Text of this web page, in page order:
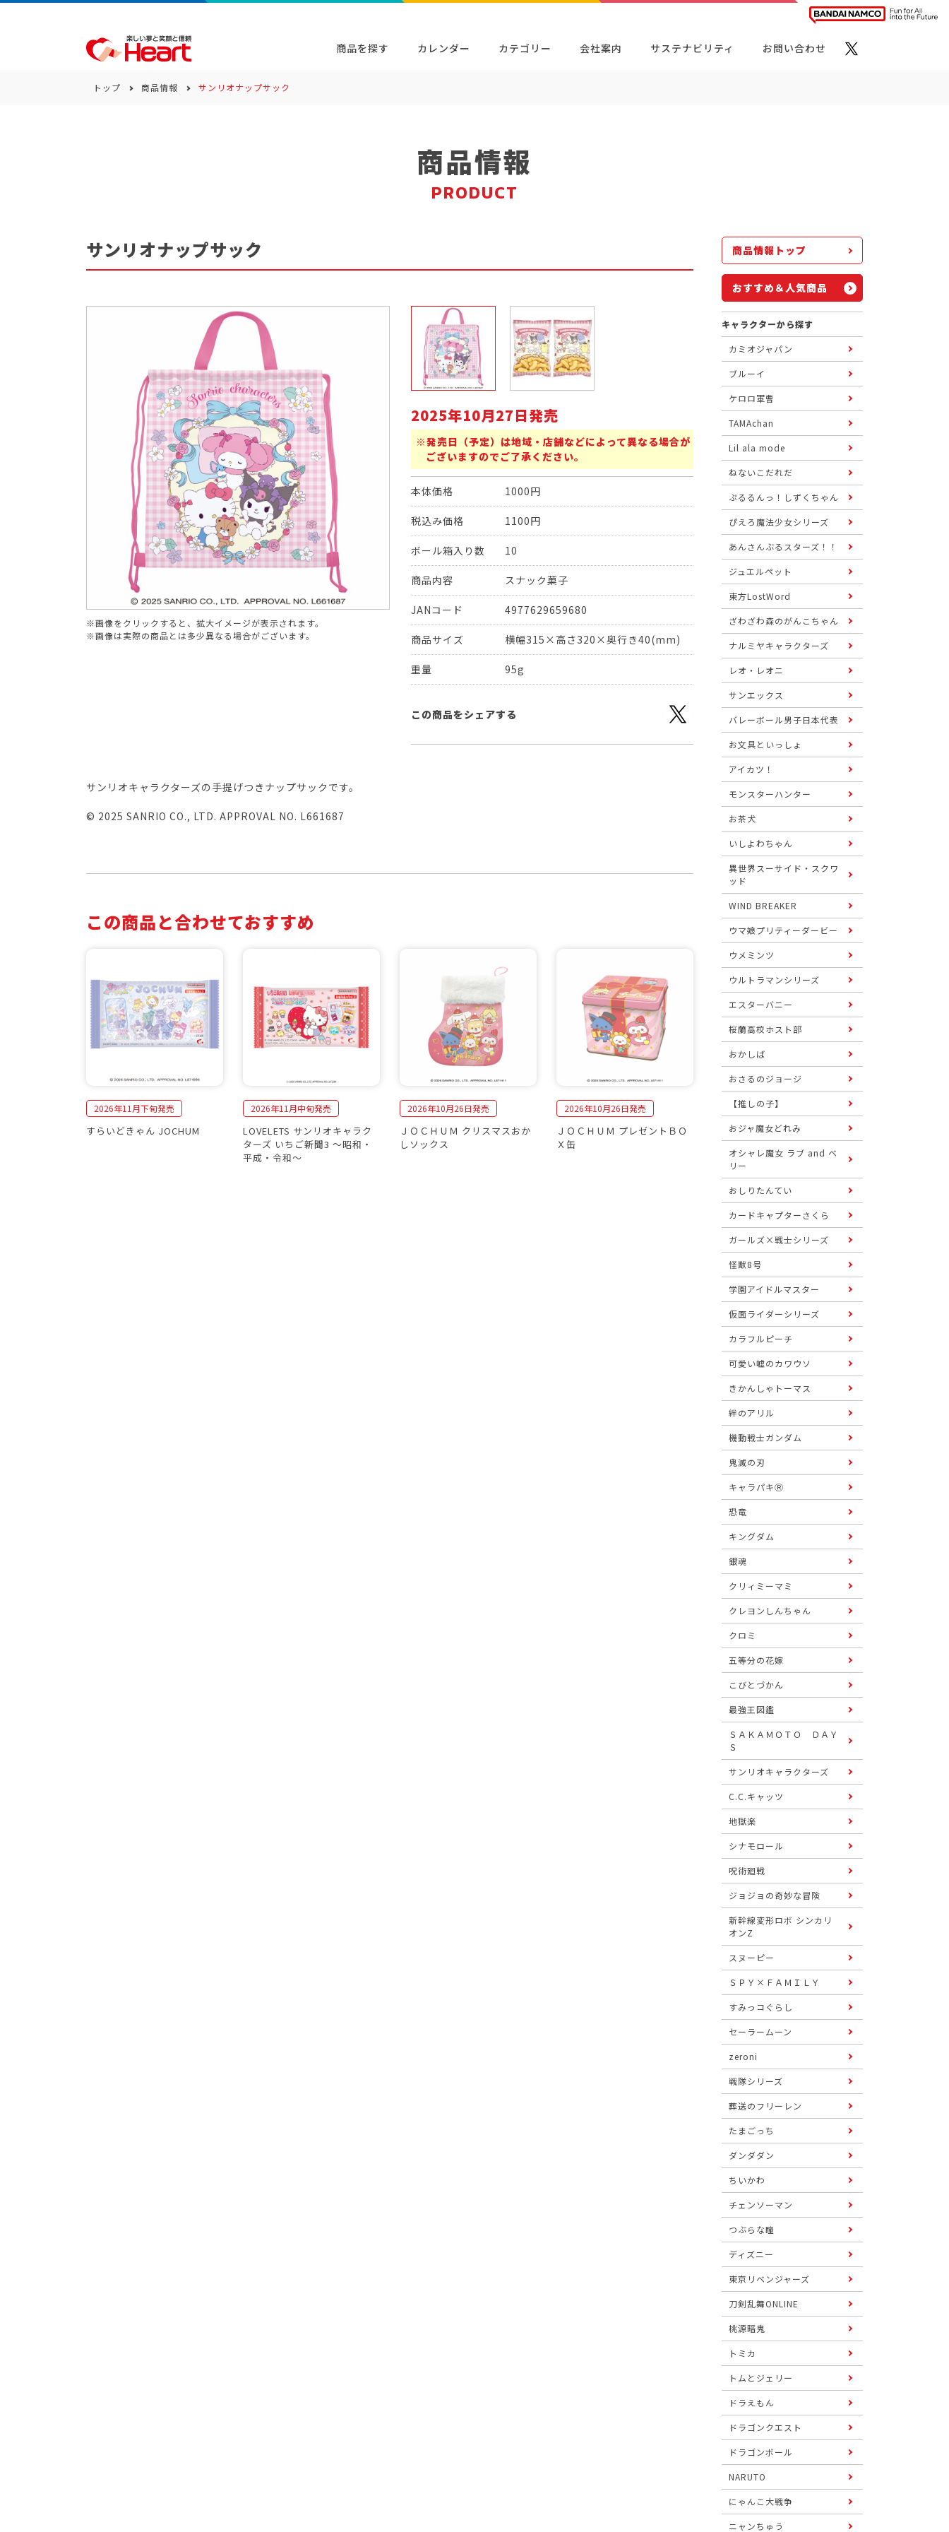
商品を探す
商品一覧 キーワード検索
カレンダー カテゴリー
カテゴリー
会社案内 サステナビリティ お問い合わせ
トップ 商品情報 サンリオナップサック
商品情報
PRODUCT
サンリオナップサック
※画像をクリックすると、拡大イメージが表示されます。
※画像は実際の商品とは多少異なる場合がございます。
2025年10月27日発売
※発売日（予定）は地域・店舗などによって異なる場合が
ございますのでご了承ください。
本体価格 1000円
税込み価格 1100円
ボール箱入り数 10
商品内容 スナック菓子
JANコード 4977629659680
商品サイズ 横幅315×高さ320×奥行き40(mm)
重量 95g
この商品をシェアする
サンリオキャラクターズの手提げつきナップサックです。
© 2025 SANRIO CO., LTD. APPROVAL NO. L661687
この商品と合わせておすすめ
2026年11月下旬発売
すらいどきゃん JOCHUM
2026年11月中旬発売
LOVELETS サンリオキャラク
ターズ いちご新聞3 〜昭和・
平成・令和〜
2026年10月26日発売
ＪＯＣＨＵＭ クリスマスおか
しソックス
2026年10月26日発売
ＪＯＣＨＵＭ プレゼントＢＯ
Ｘ缶
商品情報トップ
おすすめ＆人気商品
キャラクターから探す
カミオジャパン
ブルーイ
ケロロ軍曹
TAMAchan
Lil ala mode
ねないこだれだ
ぷるるんっ！しずくちゃん
ぴえろ魔法少女シリーズ
あんさんぶるスターズ！！
ジュエルペット
東方LostWord
ざわざわ森のがんこちゃん
ナルミヤキャラクターズ
レオ・レオニ
サンエックス
バレーボール男子日本代表
お文具といっしょ
アイカツ！
モンスターハンター
お茶犬
いしよわちゃん
異世界スーサイド・スクワ
ッド
WIND BREAKER
ウマ娘プリティーダービー
ウメミンツ
ウルトラマンシリーズ
エスターバニー
桜蘭高校ホスト部
おかしば
おさるのジョージ
【推しの子】
おジャ魔女どれみ
オシャレ魔女 ラブ and ベ
リー
おしりたんてい
カードキャプターさくら
ガールズ×戦士シリーズ
怪獣8号
学園アイドルマスター
仮面ライダーシリーズ
カラフルピーチ
可愛い嘘のカワウソ
きかんしゃトーマス
絆のアリル
機動戦士ガンダム
鬼滅の刃
キャラパキⓇ
恐竜
キングダム
銀魂
クリィミーマミ
クレヨンしんちゃん
クロミ
五等分の花嫁
こびとづかん
最強王図鑑
ＳＡＫＡＭＯＴＯ ＤＡＹ
Ｓ
サンリオキャラクターズ
C.C.キャッツ
地獄楽
シナモロール
呪術廻戦
ジョジョの奇妙な冒険
新幹線変形ロボ シンカリ
オンZ
スヌーピー
ＳＰＹ×ＦＡＭＩＬＹ
すみっコぐらし
セーラームーン
zeroni
戦隊シリーズ
葬送のフリーレン
たまごっち
ダンダダン
ちいかわ
チェンソーマン
つぶらな瞳
ディズニー
東京リベンジャーズ
刀剣乱舞ONLINE
桃源暗鬼
トミカ
トムとジェリー
ドラえもん
ドラゴンクエスト
ドラゴンボール
NARUTO
にゃんこ大戦争
ニャンちゅう